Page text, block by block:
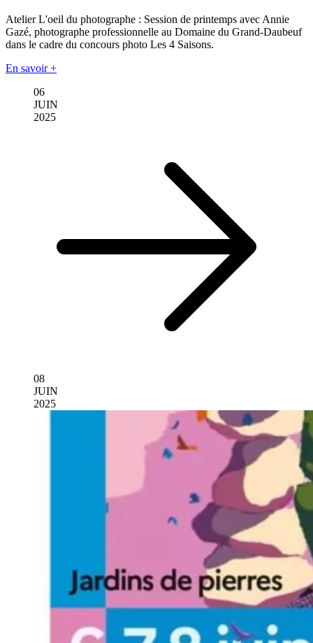
Atelier L'oeil du photographe : Session de printemps avec Annie
Gazé, photographe professionnelle au Domaine du Grand-Daubeuf
dans le cadre du concours photo Les 4 Saisons.
En savoir +
06
JUIN
2025
08
JUIN
2025